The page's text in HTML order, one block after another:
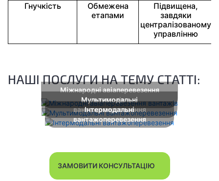
Гнучкість
Обмежена
етапами
Підвищена,
завдяки
централізованому
управлінню
НАШІ ПОСЛУГИ НА ТЕМУ СТАТТІ:
Міжнародні авіаперевезення
вантажів
Мультимодальні
вантажоперевезення
Інтермодальні
вантажоперевезення
ЗАМОВИТИ КОНСУЛЬТАЦІЮ